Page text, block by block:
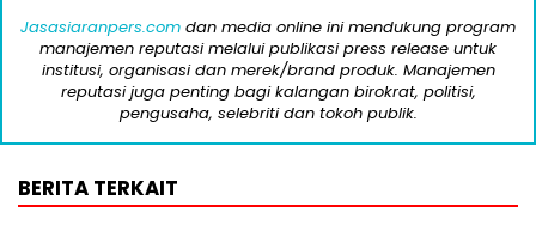
Jasasiaranpers.com dan media online ini mendukung program
manajemen reputasi melalui publikasi press release untuk
institusi, organisasi dan merek/brand produk. Manajemen
reputasi juga penting bagi kalangan birokrat, politisi,
pengusaha, selebriti dan tokoh publik.
BERITA TERKAIT